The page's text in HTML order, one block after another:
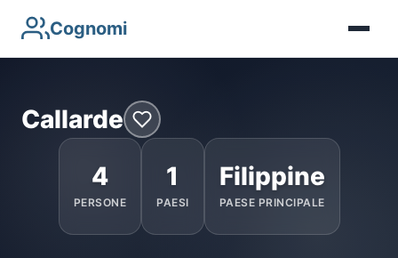
Cognomi
Callarde
4
PERSONE
1
PAESI
Filippine
PAESE PRINCIPALE